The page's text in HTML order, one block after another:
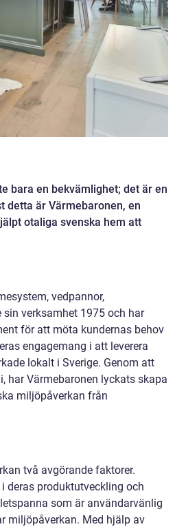
bara en bekvämlighet; det är en
detta är Värmebaronen, en
otaliga svenska hem att
vedpannor,
verksamhet 1975 och har
för att möta kundernas behov
engagemang i att leverera
lokalt i Sverige. Genom att
har Värmebaronen lyckats skapa
miljöpåverkan från
två avgörande faktorer.
deras produktutveckling och
som är användarvänlig
miljöpåverkan. Med hjälp av